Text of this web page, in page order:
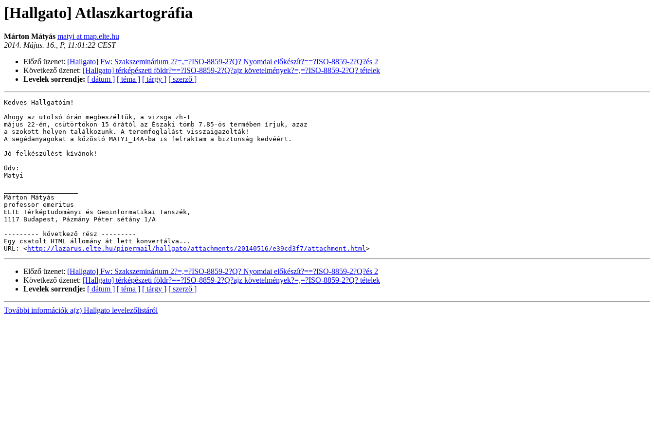
[Hallgato] Atlaszkartográfia
Márton Mátyás matyi at map.elte.hu
2014. Május. 16., P, 11:01:22 CEST
Előző üzenet: [Hallgato] Fw: Szakszeminárium 2?=,=?ISO-8859-2?Q? Nyomdai előkészít?==?ISO-8859-2?Q?és 2
Következő üzenet: [Hallgato] térképészeti földr?==?ISO-8859-2?Q?ajz követelmények?=,=?ISO-8859-2?Q? tételek
Levelek sorrendje: [ dátum ] [ téma ] [ tárgy ] [ szerző ]
Kedves Hallgatóim!
Ahogy az utolsó órán megbeszéltük, a vizsga zh-t
május 22-én, csütörtökön 15 órától az Északi tömb 7.85-ös termében írjuk, azaz
a szokott helyen találkozunk. A teremfoglalást visszaigazolták!
A segédanyagokat a közösló MATYI_14A-ba is felraktam a biztonság kedvéért.
Jó felkészülést kívánok!
Üdv:
Matyi
Márton Mátyás
professor emeritus
ELTE Térképtudományi és Geoinformatikai Tanszék,
1117 Budapest, Pázmány Péter sétány 1/A
--------- következő rész ---------
Egy csatolt HTML állomány át lett konvertálva...
URL: <http://lazarus.elte.hu/pipermail/hallgato/attachments/20140516/e39cd3f7/attachment.html
Előző üzenet: [Hallgato] Fw: Szakszeminárium 2?=,=?ISO-8859-2?Q? Nyomdai előkészít?==?ISO-8859-2?Q?és 2
Következő üzenet: [Hallgato] térképészeti földr?==?ISO-8859-2?Q?ajz követelmények?=,=?ISO-8859-2?Q? tételek
Levelek sorrendje: [ dátum ] [ téma ] [ tárgy ] [ szerző ]
További információk a(z) Hallgato levelezőlistáról